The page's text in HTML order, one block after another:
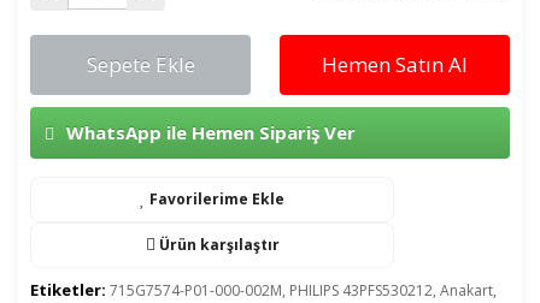
Sepete Ekle Hemen Satın Al
WhatsApp ile Hemen Sipariş Ver
Favorilerime Ekle
Ürün karşılaştır
Etiketler: 715G7574-P01-000-002M, PHILIPS 43PFS530212, Anakart,